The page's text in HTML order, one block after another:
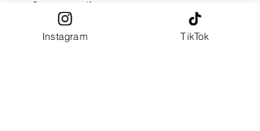
ใส่ละหมาดได้เลย
มีกระเป๋า 2 ข้าง
ชุดไม่มีซับใน
Instagram TikTok